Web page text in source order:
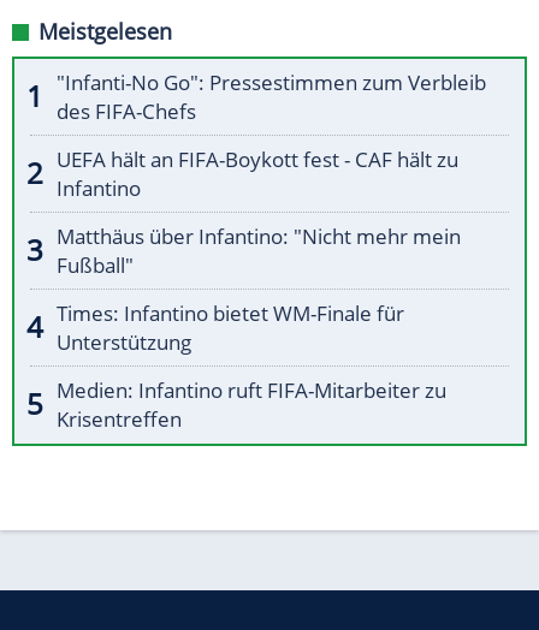
Meistgelesen
"Infanti-No Go": Pressestimmen zum Verbleib
des FIFA-Chefs
UEFA hält an FIFA-Boykott fest - CAF hält zu
Infantino
Matthäus über Infantino: "Nicht mehr mein
Fußball"
Times: Infantino bietet WM-Finale für
Unterstützung
Medien: Infantino ruft FIFA-Mitarbeiter zu
Krisentreffen